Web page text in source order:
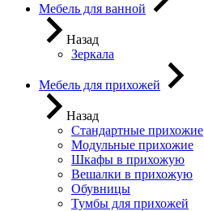
Мебель для ванной
Назад
Зеркала
Мебель для прихожей
Назад
Стандартные прихожие
Модульные прихожие
Шкафы в прихожую
Вешалки в прихожую
Обувницы
Тумбы для прихожей